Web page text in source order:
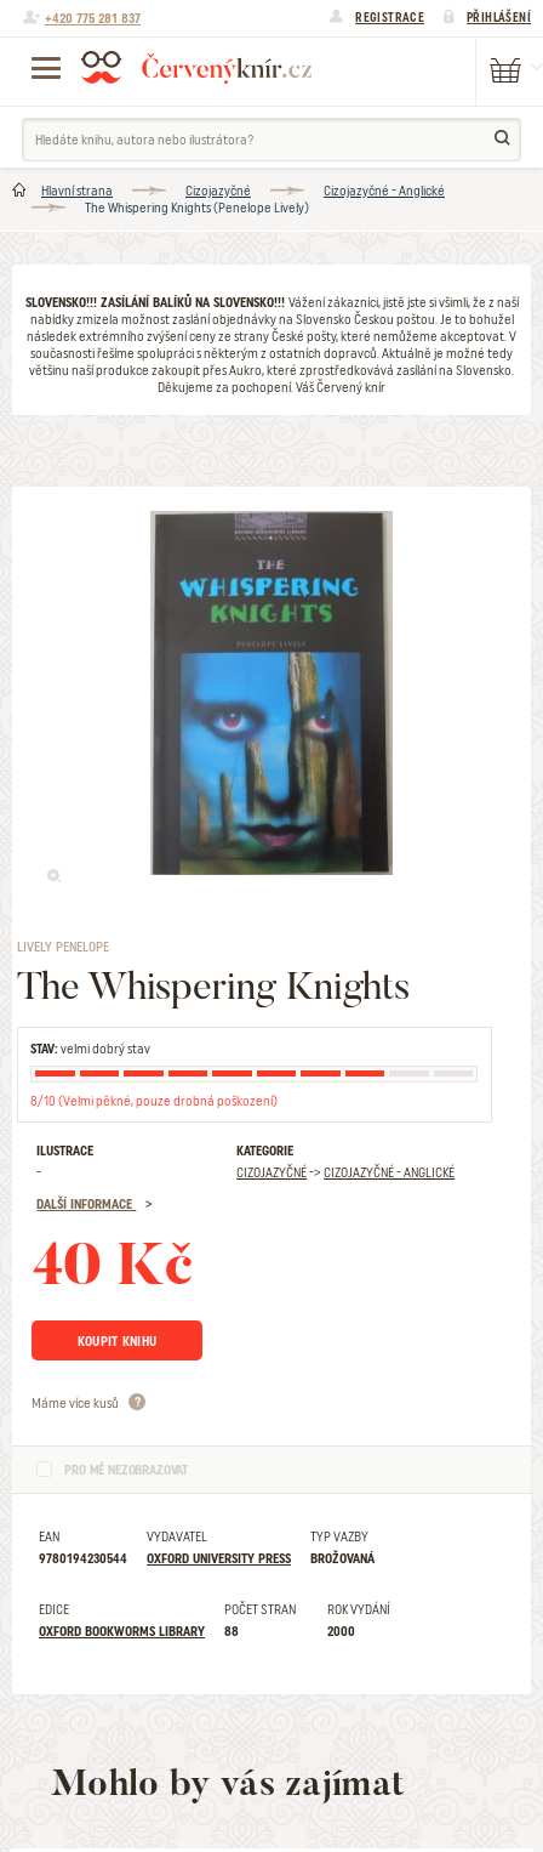
+420 775 281 837 REGISTRACE PŘIHLÁŠENÍ
Hlavní strana Cizojazyčné
Cizojazyčné - Anglické
The Whispering Knights (Penelope Lively)
SLOVENSKO!!! ZASÍLÁNÍ BALÍKŮ NA SLOVENSKO!!! Vážení zákazníci, jistě jste si všimli, že z naší
nabídky zmizela možnost zaslání objednávky na Slovensko Českou poštou. Je to bohužel
následek extrémního zvýšení ceny ze strany České pošty, které nemůžeme akceptovat. V
současnosti řešíme spolupráci s některým z ostatních dopravců. Aktuálně je možné tedy
většinu naší produkce zakoupit přes Aukro, které zprostředkovává zasílání na Slovensko.
Děkujeme za pochopení. Váš Červený knír
LIVELY PENELOPE
The Whispering Knights
STAV:velmi dobrý stav
8/10 (Velmi pěkné, pouze drobná poškození)
ILUSTRACE
-
KATEGORIE
CIZOJAZYČNÉ->CIZOJAZYČNÉ - ANGLICKÉ
DALŠÍ INFORMACE
40 Kč
KOUPIT KNIHU
Máme více kusů
PRO MĚ NEZOBRAZOVAT
EAN
9780194230544
VYDAVATEL
OXFORD UNIVERSITY PRESS
TYP VAZBY
BROŽOVANÁ
EDICE
OXFORD BOOKWORMS LIBRARY
POČET STRAN
88
ROK VYDÁNÍ
2000
Mohlo by vás zajímat